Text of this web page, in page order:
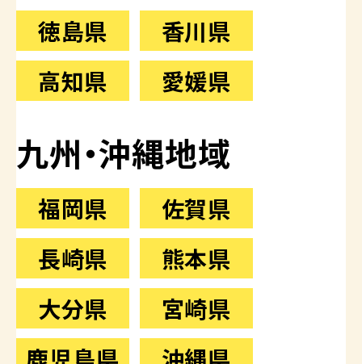
徳島県
香川県
高知県
愛媛県
九州・沖縄地域
福岡県
佐賀県
長崎県
熊本県
大分県
宮崎県